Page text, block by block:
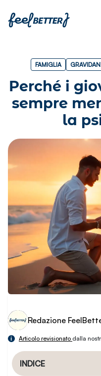
FAMIGLIA
Perché i
sempre
la
Redazione
i Articolo revisionato dalla
INDICE